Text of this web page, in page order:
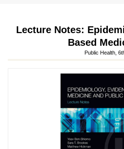
Lecture Notes:
Based
Public Health,